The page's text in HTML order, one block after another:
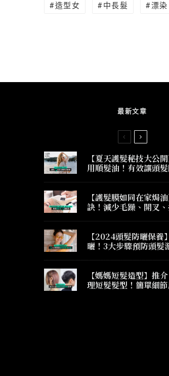
造型女 中長髮 漂染
最新文章
【夏天護髮秘技大公
用順髮油！有效讓頭
【護髮膜如同在家焗
訣！減少毛躁、開叉
【2024頭髮防曬保養
曬！3大步驟預防頭髮
【媽媽短髮造型】推
理短髮髮型！簡單細節